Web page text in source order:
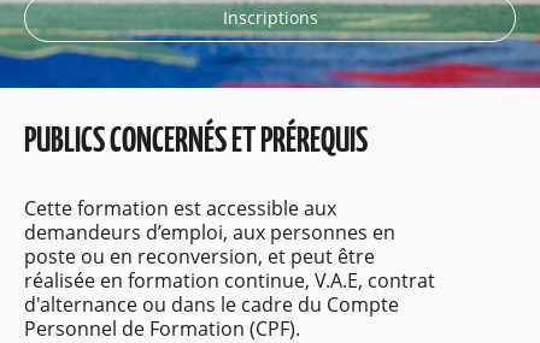
Inscriptions
PUBLICS CONCERNÉS ET PRÉREQUIS
Cette formation est accessible aux
demandeurs d’emploi, aux personnes en
poste ou en reconversion, et peut être
réalisée en formation continue, V.A.E, contrat
d'alternance ou dans le cadre du Compte
Personnel de Formation (CPF).